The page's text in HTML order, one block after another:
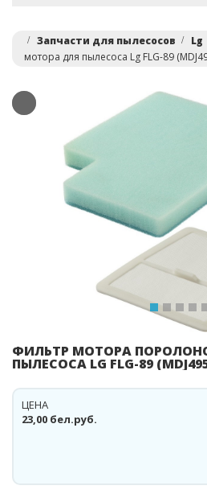
Запчасти для пылесосов Lg
мотора для пылесоса Lg FLG-89
Previous
ФИЛЬТР МОТОРА
ПЫЛЕСОСА LG FLG-89
23,00 бел.руб.
ЦЕНА